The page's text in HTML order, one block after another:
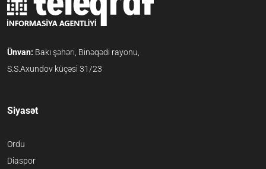
Ünvan: Bakı şəhəri, Binəqədi rayonu,
S.S.Axundov küçəsi 31/23
Siyasət
Ordu
Diaspor